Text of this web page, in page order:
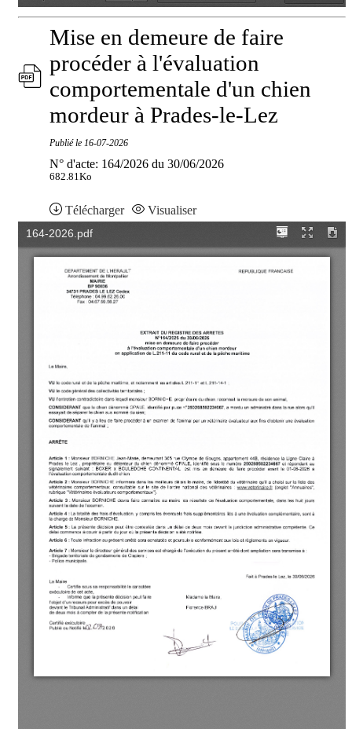
Mise en demeure de faire
procéder à l'évaluation
comportementale d'un chien
mordeur à Prades-le-Lez
Publié le 16-07-2026
N° d'acte: 164/2026 du 30/06/2026
682.81Ko
Télécharger Visualiser